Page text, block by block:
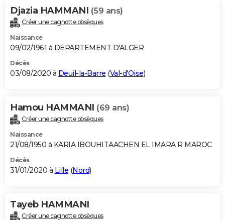
Djazia HAMMANI (59 ans)
Créer une cagnotte obsèques
Naissance
09/02/1961 à DEPARTEMENT D'ALGER
Décès
03/08/2020 à Deuil-la-Barre (Val-d'Oise)
Hamou HAMMANI (69 ans)
Créer une cagnotte obsèques
Naissance
21/08/1950 à KARIA IBOUHITAACHEN EL IMARA R MAROC
Décès
31/01/2020 à Lille (Nord)
Tayeb HAMMANI
Créer une cagnotte obsèques